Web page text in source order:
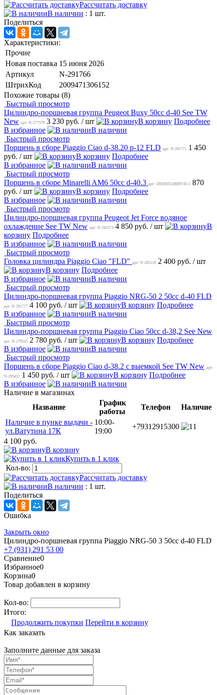
Рассчитать доставку
В наличии : 1 шт.
Поделиться
Характеристики:
Прочие
Новая поставка 15 июня 2026
Артикул
N-291766
ШтрихКод
2009471306152
Похожие товары (8)
Быстрый просмотр
Цилиндро-поршневая группа Peugeot Buxy 50cc d-40 See TW
New арт: N-277579 3 230 руб. / шт В корзину Подробнее
В избранное
В наличии
Быстрый просмотр
Поршень в сборе Piaggio Ciao d-38.20 p-12 FLD арт: N-291771 1 450
руб. / шт В корзину Подробнее
В избранное
В наличии
Быстрый просмотр
Поршень в сборе Minarelli AM6 50cc d-40.3 арт: 1005003518689745-1 870
руб. / шт В корзину Подробнее
В избранное
В наличии
Быстрый просмотр
Цилиндро-поршневая группа Peugeot Jet Force водяное
охлаждение See TW New арт: N-282573 4 850 руб. / шт
В
корзину Подробнее
В избранное
В наличии
Быстрый просмотр
Головка цилиндра Piaggio Ciao "FLD" арт: N-283119 2 400 руб. / шт
В корзину Подробнее
В избранное
В наличии
Быстрый просмотр
Цилиндро-поршневая группа Piaggio NRG-50 2 50cc d-40 FLD
арт: N-291777 4 100 руб. / шт В корзину Подробнее
В избранное
В наличии
Быстрый просмотр
Цилиндро-поршневая группа Piaggio Ciao 50cc d-38,2 See New
арт: N-279543 2 780 руб. / шт В корзину Подробнее
В избранное
В наличии
Быстрый просмотр
Поршень в сборе Piaggio Ciao d-38.2 с выемкой See TW New арт:
N-295432 1 450 руб. / шт В корзину Подробнее
В избранное
В наличии
Наличие в магазинах
Название
График
работы
Телефон
Наличие
Наличие в пунке выдачи -
ул.Ватутина 17К
10:00-
19:00
+79312915300
1
4 100 руб.
В корзину
Купить в 1 клик
Кол-во:
Рассчитать доставку
В наличии : 1 шт.
Поделиться
Ошибка
Закрыть окно
Цилиндро-поршневая группа Piaggio NRG-50 3 50cc d-40 FLD
+7 (931) 291 53 00
Сравнение0
Избранное0
Корзина0
Товар добавлен в корзину
Кол-во:
Итого:
Продолжить покупки Перейти в корзину
Как заказать
Заполните данные для заказа